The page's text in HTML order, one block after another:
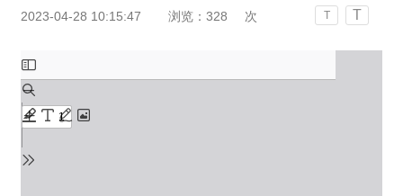
2023-04-28 10:15:47 浏览： 328 次 T T